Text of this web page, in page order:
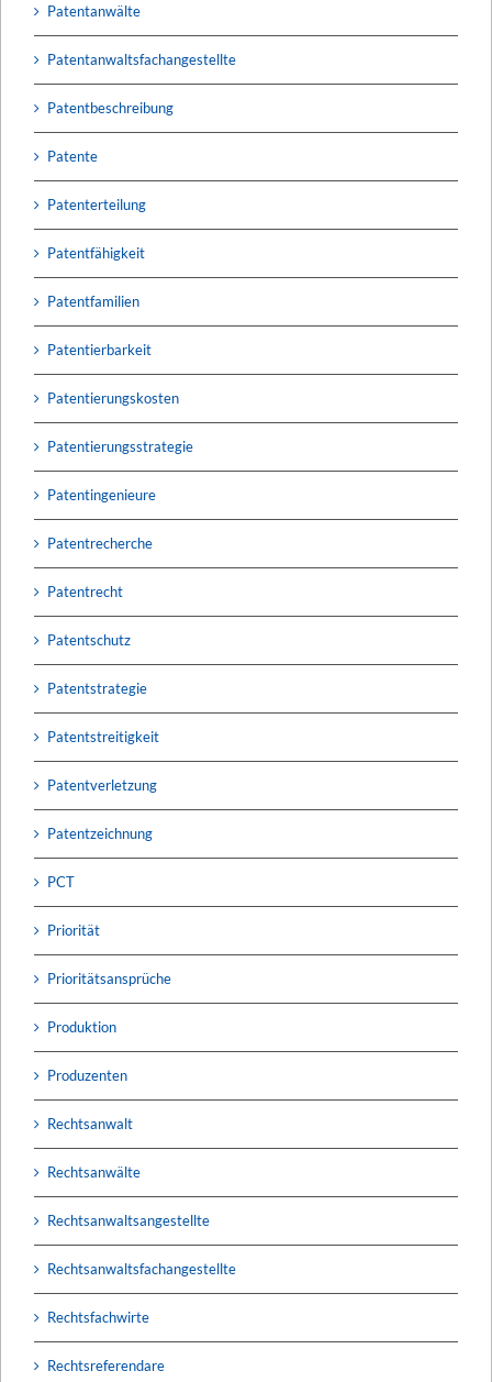
Patentanwälte
Patentanwaltsfachangestellte
Patentbeschreibung
Patente
Patenterteilung
Patentfähigkeit
Patentfamilien
Patentierbarkeit
Patentierungskosten
Patentierungsstrategie
Patentingenieure
Patentrecherche
Patentrecht
Patentschutz
Patentstrategie
Patentstreitigkeit
Patentverletzung
Patentzeichnung
PCT
Priorität
Prioritätsansprüche
Produktion
Produzenten
Rechtsanwalt
Rechtsanwälte
Rechtsanwaltsangestellte
Rechtsanwaltsfachangestellte
Rechtsfachwirte
Rechtsreferendare